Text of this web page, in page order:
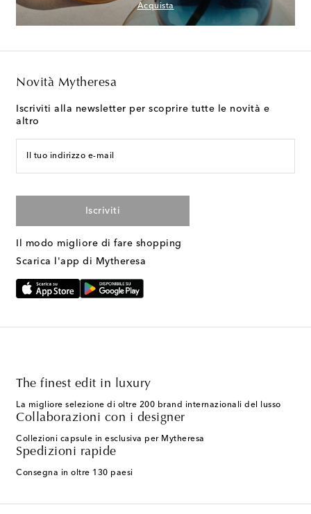
Acquista
Novità Mytheresa
Iscriviti alla newsletter per scoprire tutte le novità e
altro
Il tuo indirizzo e-mail
Iscriviti
Il modo migliore di fare shopping
Scarica l'app di Mytheresa
The finest edit in luxury
La migliore selezione di oltre 200 brand internazionali del lusso
Collaborazioni con i designer
Collezioni capsule in esclusiva per Mytheresa
Spedizioni rapide
Consegna in oltre 130 paesi